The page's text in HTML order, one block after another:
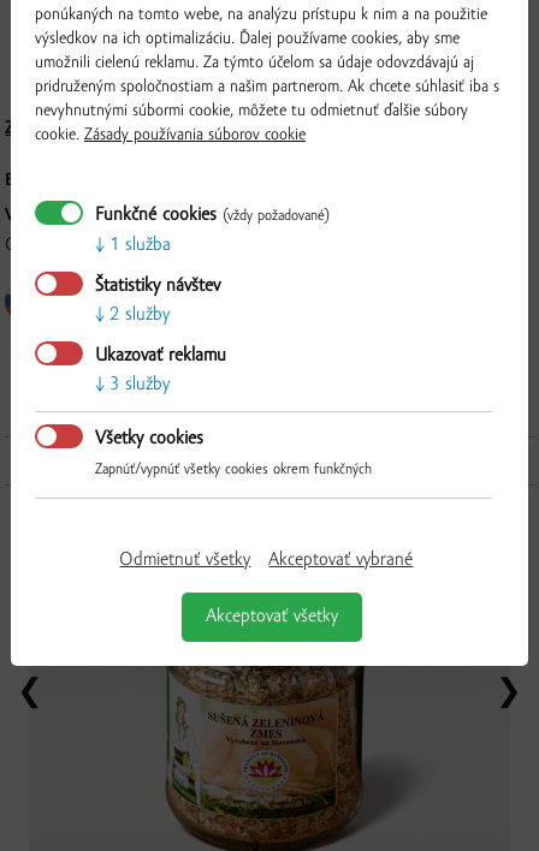
zostavy: Carolina Reaper, Trinidad, Maruga Scorpion, Habanero a Naga
Viper). Vhodná je pre ozajstných milovníkov ostrej chuti na dochucovanie
jedál studenej aj teplej kuchyne.
Zloženie a nutričné hodnoty
BALENIE:
VÝROBCA:
Gabriel Varga - Burning Angel, Táborská 70, 932 01, Veľký Meder
Ďalšie produkty z tejto kategórie
ponúkaných na tomto webe, na analýzu prístupu k nim a na použitie
výsledkov na ich optimalizáciu. Ďalej používame cookies, aby sme
umožnili cielenú reklamu. Za týmto účelom sa údaje odovzdávajú aj
pridruženým spoločnostiam a našim partnerom. Ak chcete súhlasiť iba s
nevyhnutnými súbormi cookie, môžete tu odmietnuť ďalšie súbory
cookie. Zásady používania súborov cookie
Funkčné cookies (vždy požadované)
1 služba
Štatistiky návštev
2 služby
Ukazovať reklamu
3 služby
Všetky cookies
Zapnúť/vypnúť všetky cookies okrem funkčných
Odmietnuť všetky Akceptovať vybrané
Akceptovať všetky